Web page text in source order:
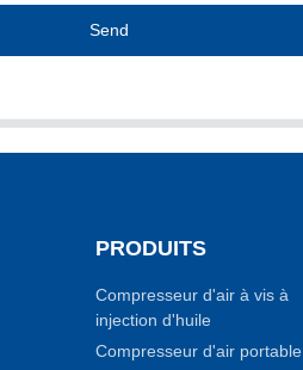
Send
PRODUITS
Compresseur d'air à vis à
injection d'huile
Compresseur d'air portable